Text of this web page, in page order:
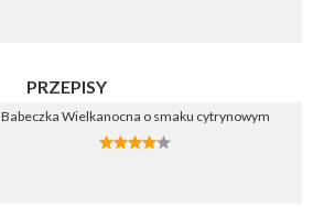
PRZEPISY
Babeczka Wielkanocna o smaku cytrynowym